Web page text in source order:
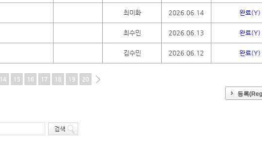
최미화 2026.06.14 완료(Y)
최수민 2026.06.13 완료(Y)
김수민 2026.06.12 완료(Y)
14 15 16 17 18 19 20
등록